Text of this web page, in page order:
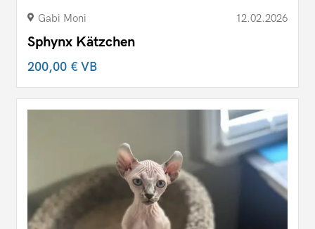
Gabi Moni 12.02.2026
Sphynx Kätzchen
200,00 €VB